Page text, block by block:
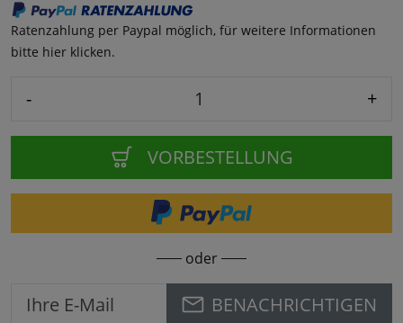
Ratenzahlung per Paypal möglich, für weitere Informationen
bitte hier klicken.
- +
VORBESTELLUNG
oder
BENACHRICHTIGEN